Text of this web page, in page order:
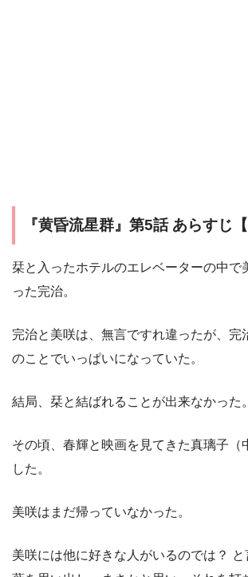
『黄昏流星群』第5話 あらすじ【
栞と入ったホテルのエレベーターの中で
った完治。
完治と美咲は、無言ですれ違ったが、完
のことでいっぱいになっていた。
結局、栞と結ばれることが出来なかった。
その頃、春輝と映画を見てきた真璃子（
した。
美咲はまだ帰っていなかった。
美咲には他に好きな人がいるのでは？